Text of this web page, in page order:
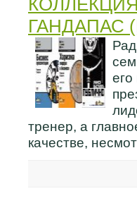
ГАНДАПАС
его
тренер, а
качестве,